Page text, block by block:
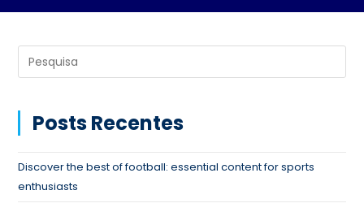
Posts Recentes
Discover the best of football: essential content for sports
enthusiasts